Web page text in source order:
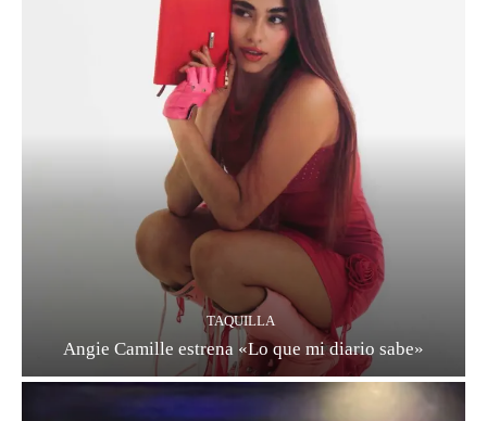
TAQUILLA
Angie Camille estrena «Lo que mi diario sabe»